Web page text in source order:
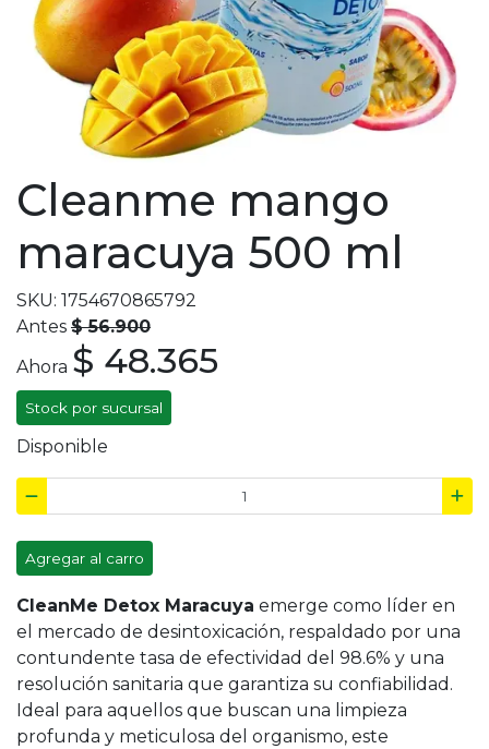
Cleanme mango
maracuya 500 ml
SKU: 1754670865792
Antes $ 56.900
Ahora $ 48.365
Stock por sucursal
Disponible
Agregar al carro
CleanMe Detox Maracuya emerge como líder en
el mercado de desintoxicación, respaldado por una
contundente tasa de efectividad del 98.6% y una
resolución sanitaria que garantiza su confiabilidad.
Ideal para aquellos que buscan una limpieza
profunda y meticulosa del organismo, este